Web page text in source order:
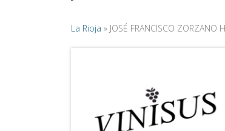
La Rioja » JOSÉ FRANCISCO ZORZANO